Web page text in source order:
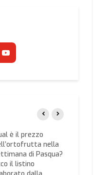
è il prezzo
nella
di Pasqua?
il listino